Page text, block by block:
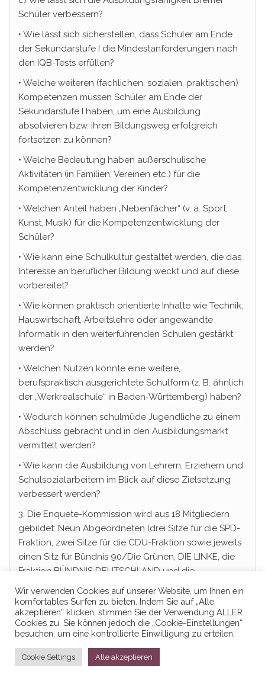
Schüler verbessern?
• Wie lässt sich sicherstellen, dass Schüler am Ende
der Sekundarstufe I die Mindestanforderungen nach
den IQB-Tests erfüllen?
• Welche weiteren (fachlichen, sozialen, praktischen)
Kompetenzen müssen Schüler am Ende der
Sekundarstufe I haben, um eine Ausbildung
absolvieren bzw. ihren Bildungsweg erfolgreich
fortsetzen zu können?
• Welche Bedeutung haben außerschulische
Aktivitäten (in Familien, Vereinen etc.) für die
Kompetenzentwicklung der Kinder?
• Welchen Anteil haben „Nebenfächer“ (v. a. Sport,
Kunst, Musik) für die Kompetenzentwicklung der
Schüler?
• Wie kann eine Schulkultur gestaltet werden, die das
Interesse an beruflicher Bildung weckt und auf diese
vorbereitet?
• Wie können praktisch orientierte Inhalte wie Technik,
Hauswirtschaft, Arbeitslehre oder angewandte
Informatik in den weiterführenden Schulen gestärkt
werden?
• Welchen Nutzen könnte eine weitere,
berufspraktisch ausgerichtete Schulform (z. B. ähnlich
der „Werkrealschule“ in Baden-Württemberg) haben?
• Wodurch können schulmüde Jugendliche zu einem
Abschluss gebracht und in den Ausbildungsmarkt
vermittelt werden?
• Wie kann die Ausbildung von Lehrern, Erziehern und
Schulsozialarbeitern im Blick auf diese Zielsetzung
verbessert werden?
3. Die Enquete-Kommission wird aus 18 Mitgliedern
gebildet: Neun Abgeordneten (drei Sitze für die SPD-
Fraktion, zwei Sitze für die CDU-Fraktion sowie jeweils
einen Sitz für Bündnis 90/Die Grünen, DIE LINKE, die
Fraktion BÜNDNIS DEUTSCHLAND und die
FDP-Fraktion) und neun Sachverständigen (drei Sitze
für die SPD-Fraktion, zwei Sitze für die CDU-Fraktion
sowie jeweils einen Sitz für Bündnis 90/Die Grünen,
DIE LINKE, die Fraktion BÜNDNIS DEUTSCHLAND und
die FDP-Fraktion). Den Vorsitz der Enquete-
Kommission stellt die SPD-Fraktion als stärkste
Wir verwenden Cookies auf unserer Website, um Ihnen ein
komfortables Surfen zu bieten. Indem Sie auf „Alle
akzeptieren“ klicken, stimmen Sie der Verwendung ALLER
Cookies zu. Sie können jedoch die „Cookie-Einstellungen“
besuchen, um eine kontrollierte Einwilligung zu erteilen.
Cookie Settings Alle akzeptieren